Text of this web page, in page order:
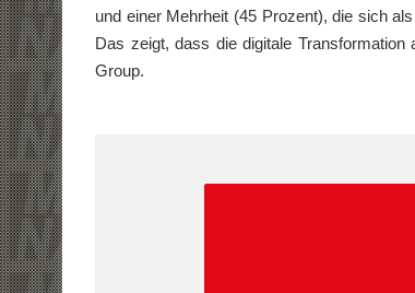
und einer Mehrheit (45 Prozent), die sich
Das zeigt, dass die digitale
Group.